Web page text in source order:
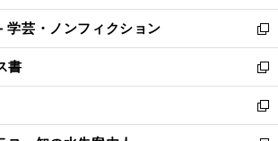
開
く
ウ
で
開
く
ン
ド
ウ
で
開
く
ウ
ィ
ン
ド
ウ
で
開
学芸・ノンフィクション
新
し
い
ウ
ィ
ン
書
新
し
い
ウ
新
し